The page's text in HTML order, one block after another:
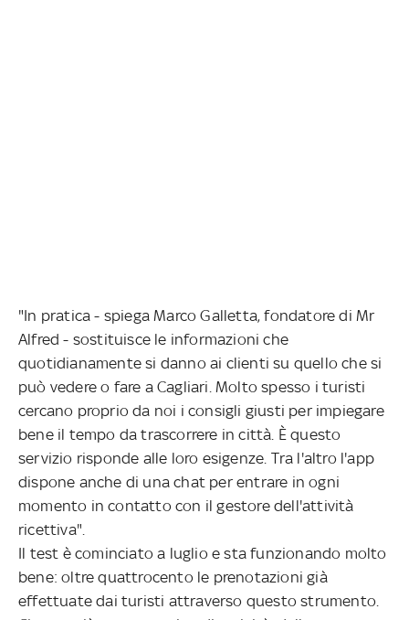
"In pratica - spiega Marco Galletta, fondatore di Mr
Alfred - sostituisce le informazioni che
quotidianamente si danno ai clienti su quello che si
può vedere o fare a Cagliari. Molto spesso i turisti
cercano proprio da noi i consigli giusti per impiegare
bene il tempo da trascorrere in città. È questo
servizio risponde alle loro esigenze. Tra l'altro l'app
dispone anche di una chat per entrare in ogni
momento in contatto con il gestore dell'attività
ricettiva".
Il test è cominciato a luglio e sta funzionando molto
bene: oltre quattrocento le prenotazioni già
effettuate dai turisti attraverso questo strumento.